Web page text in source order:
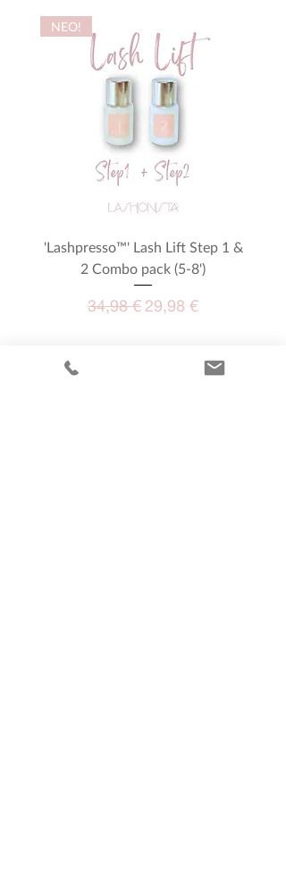
NEO!
'Lashpresso™' Lash Lift Step 1 &
2 Combo pack (5-8')
Κανονική τιμή
34,98 € Τιμή Έκπτωσης
29,98 €